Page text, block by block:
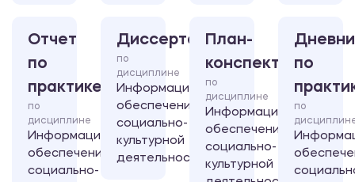
Отчет
по
практике
по
дисциплине
Информационное
обеспечение
социально-
Диссертация
по
дисциплине
Информационное
обеспечение
социально-
культурной
деятельности
План-
конспект
по
дисциплине
Информационное
обеспечение
социально-
культурной
по
по